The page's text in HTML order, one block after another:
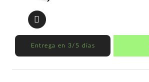
Entrega en 3/5 días